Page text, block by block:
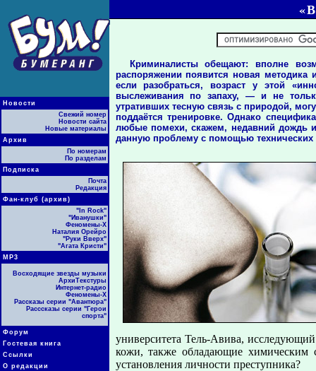
Новости
Свежий номер
Новости сайта
Новые материалы
Архив
По номерам
По разделам
Подписка
Почта
Редакция
Фан-клуб (архив)
"In Rock"
"Иванушки"
Феномены-Х
Наталия Орейро
"Руки Вверх"
"Агата Кристи"
МР3
Восходящие звезды музыки
АрхиТекстуры
Интернет-радио
Феномены-Х
Рассказы серии "Авантюра"
Расссказы серии "Герои
спорта"
Форум
Гостевая книга
Ссылки
О редакции
Криминалисты обещают: вполне
распоряжении появится новая методика
если разобраться, возраст у этой
выслеживания по запаху, — и не
утративших тесную связь с природой,
поддаётся тренировке. Однако
любые помехи, скажем, недавний дождь
данную проблему с помощью технических
университета Тель-Авива,
кожи, также обладающие химическим
установления личности преступника?